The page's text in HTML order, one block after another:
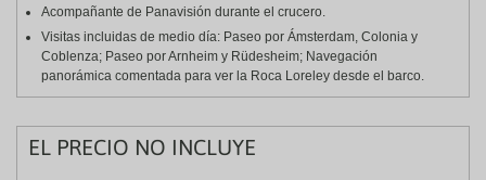
Acompañante de Panavisión durante el crucero.
Visitas incluidas de medio día: Paseo por Ámsterdam, Colonia y
Coblenza; Paseo por Arnheim y Rüdesheim; Navegación
panorámica comentada para ver la Roca Loreley desde el barco.
EL PRECIO NO INCLUYE